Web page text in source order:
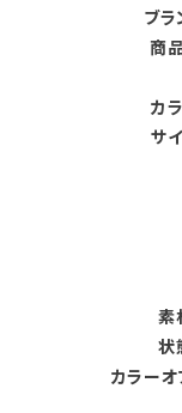
スニーカー・ブ
ACCOUNT MENU
ようこそ ゲスト 様
ブラ
商
カ
サ
素
状
カラーオ